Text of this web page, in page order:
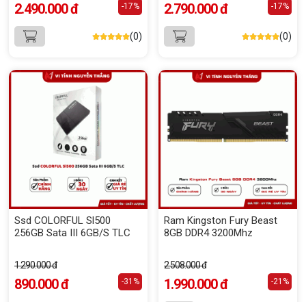
2.490.000 đ -17%
(0)
2.790.000 đ -17%
(0)
Ssd COLORFUL Sl500
256GB Sata III 6GB/S TLC
1.290.000 đ
890.000 đ -31%
Ram Kingston Fury Beast
8GB DDR4 3200Mhz
2.508.000 đ
1.990.000 đ -21%